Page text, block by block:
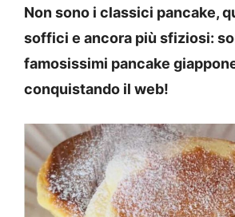
Non sono i classici pancake,
soffici e ancora più sfiziosi:
famosissimi pancake
conquistando il web!